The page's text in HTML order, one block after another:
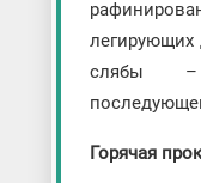
легирующих
слябы –
Горячая